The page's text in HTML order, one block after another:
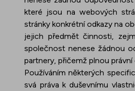
které jsou na webových
stránky konkrétní odkazy na
jejich předmět činnosti,
společnost nenese žádnou
partnery, přičemž plnou
Používáním některých
svá práva k duševnímu